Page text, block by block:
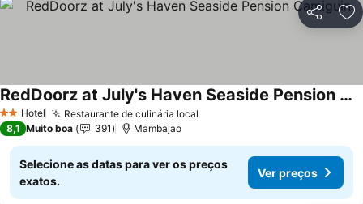
Partilhar
2 Estrelas
Hotel Restaurante de culinária local
RedDoorz at July's Haven Seaside Pension Camiguin
8,1 Muito boa 391 Mambajao
Selecione as datas para ver os preços
exatos.
Ver preços